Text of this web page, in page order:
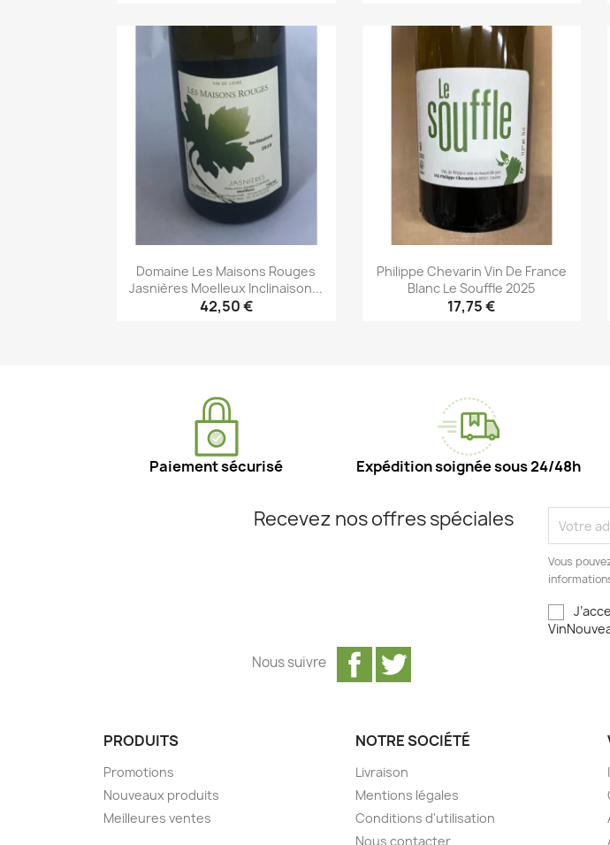
Aperçu rapide Aperçu rapide
Domaine Les Maisons Rouges
Jasnières Moelleux Inclinaison...
42,50 €
Philippe Chevarin Vin De France
Blanc Le Souffle 2025
17,75 €
Paiement sécurisé Expédition soignée sous 24/48h
Recevez nos offres spéciales
Vous
Facebook
Nous suivre
PRODUITS
Promotions
Nouveaux produits
Meilleures ventes
NOTRE SOCIÉTÉ
Livraison
Mentions légales
Conditions d'utilisation
Nous contacter